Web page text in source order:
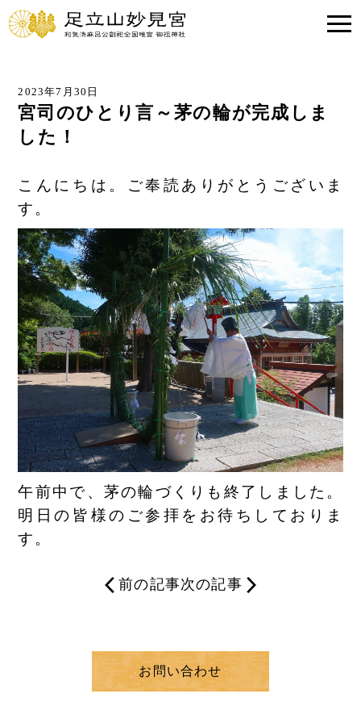
2023年7月30日
宮司のひとり言～茅の輪が完成しま
した！
こんにちは。ご奉読ありがとうございま
す。
午前中で、茅の輪づくりも終了しました。
明日の皆様のご参拝をお待ちしておりま
す。
前の記事次の記事
お問い合わせ